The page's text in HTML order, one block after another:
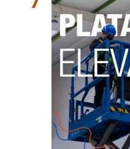
Tienda online
Contacto